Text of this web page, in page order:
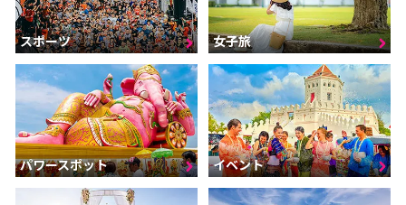
スポーツ 女子旅
パワースポット イベント